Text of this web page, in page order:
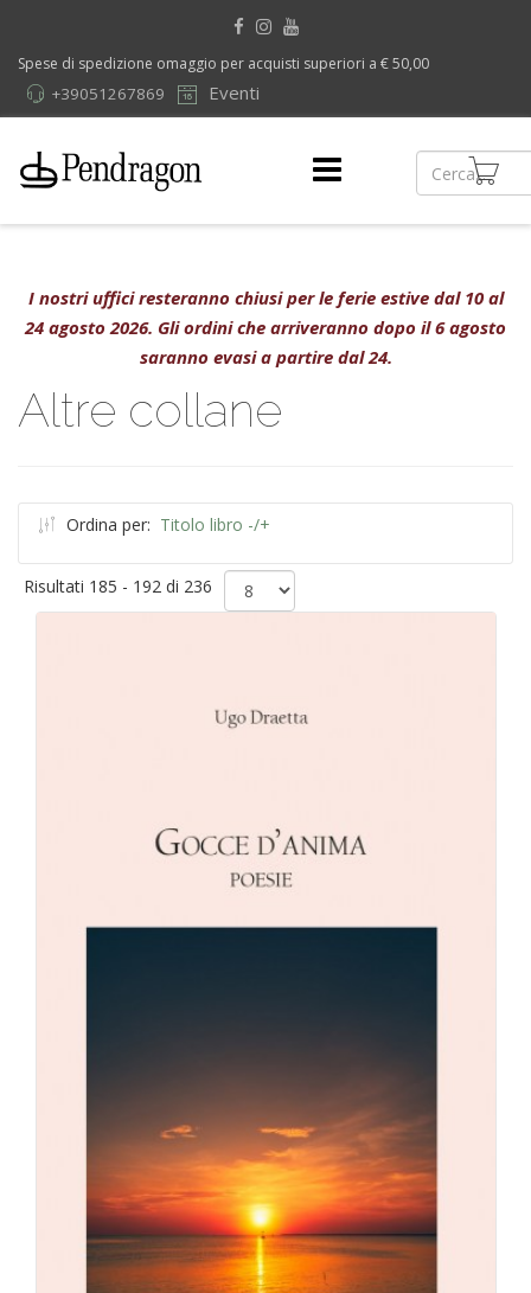
Spese di spedizione omaggio per acquisti superiori a € 50,00
Eventi
+39051267869
I nostri uffici resteranno chiusi per le ferie estive dal 10 al
24 agosto 2026. Gli ordini che arriveranno dopo il 6 agosto
saranno evasi a partire dal 24.
Altre collane
Ordina per: Titolo libro -/+
Risultati 185 - 192 di 236